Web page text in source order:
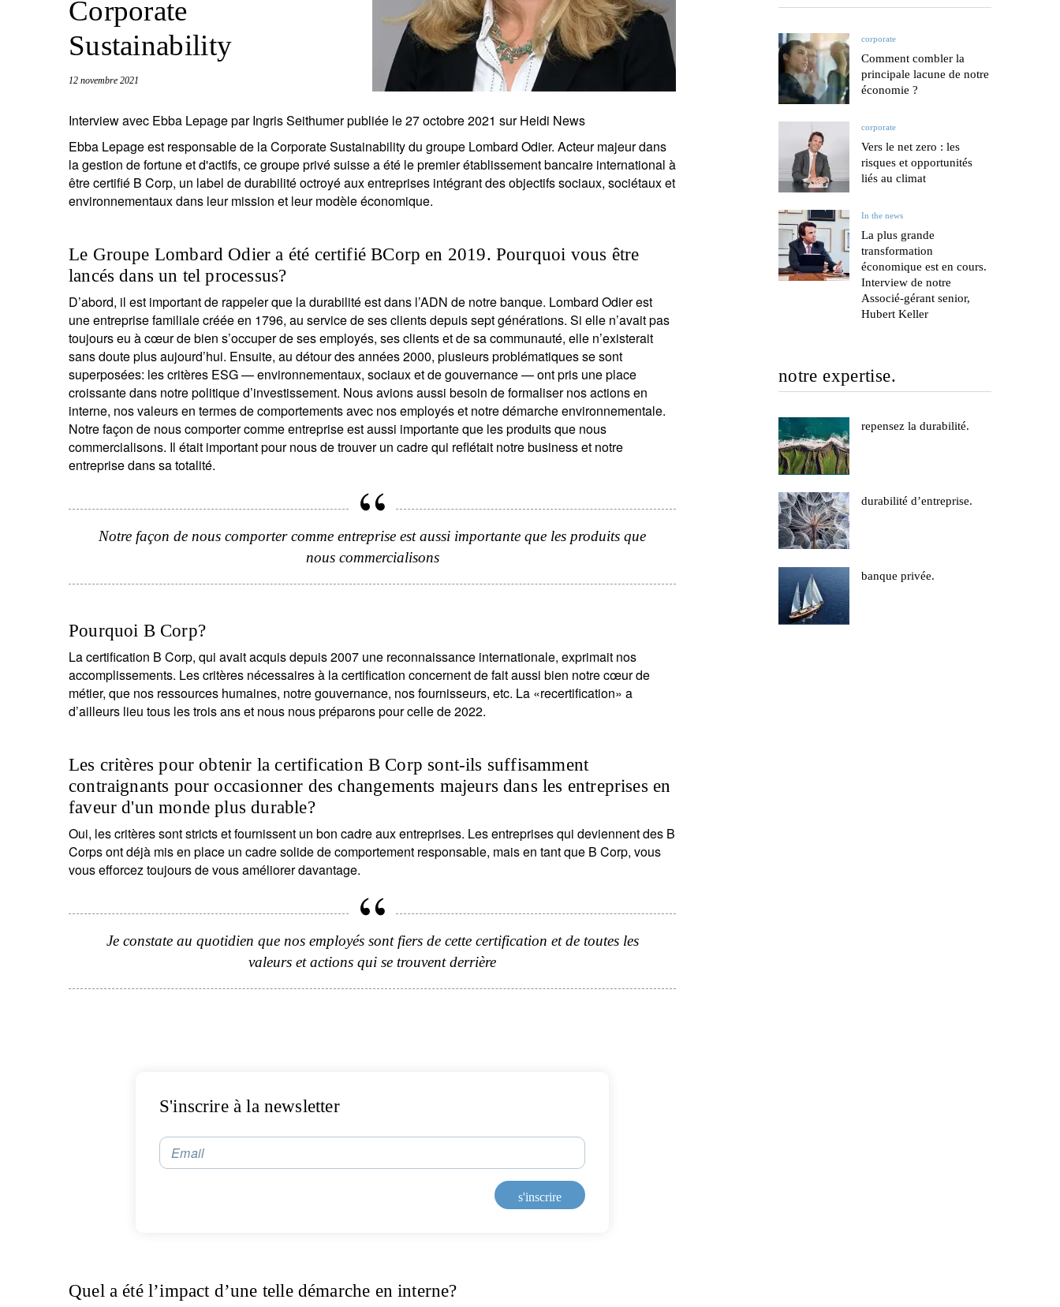
entrepreneurs.
UHNWI grands patrimoines.
Corporate
Sustainability
12 novembre 2021
Interview avec Ebba Lepage par Ingris Seithumer publiée le 27 octobre 2021 sur Heidi News
Ebba Lepage est responsable de la Corporate Sustainability du groupe Lombard Odier. Acteur majeur dans
la gestion de fortune et d'actifs, ce groupe privé suisse a été le premier établissement bancaire international à
être certifié B Corp, un label de durabilité octroyé aux entreprises intégrant des objectifs sociaux, sociétaux et
environnementaux dans leur mission et leur modèle économique.
Le Groupe Lombard Odier a été certifié BCorp en 2019. Pourquoi vous être
lancés dans un tel processus?
D’abord, il est important de rappeler que la durabilité est dans l’ADN de notre banque. Lombard Odier est
une entreprise familiale créée en 1796, au service de ses clients depuis sept générations. Si elle n’avait pas
toujours eu à cœur de bien s’occuper de ses employés, ses clients et de sa communauté, elle n’existerait
sans doute plus aujourd’hui. Ensuite, au détour des années 2000, plusieurs problématiques se sont
superposées: les critères ESG — environnementaux, sociaux et de gouvernance — ont pris une place
croissante dans notre politique d’investissement. Nous avions aussi besoin de formaliser nos actions en
interne, nos valeurs en termes de comportements avec nos employés et notre démarche environnementale.
Notre façon de nous comporter comme entreprise est aussi importante que les produits que nous
commercialisons. Il était important pour nous de trouver un cadre qui reflétait notre business et notre
entreprise dans sa totalité.
Notre façon de nous comporter comme entreprise est aussi importante que les produits que
nous commercialisons
Pourquoi B Corp?
La certification B Corp, qui avait acquis depuis 2007 une reconnaissance internationale, exprimait nos
accomplissements. Les critères nécessaires à la certification concernent de fait aussi bien notre cœur de
métier, que nos ressources humaines, notre gouvernance, nos fournisseurs, etc. La «recertification» a
d’ailleurs lieu tous les trois ans et nous nous préparons pour celle de 2022.
Les critères pour obtenir la certification B Corp sont-ils suffisamment
contraignants pour occasionner des changements majeurs dans les entreprises en
faveur d'un monde plus durable?
Oui, les critères sont stricts et fournissent un bon cadre aux entreprises. Les entreprises qui deviennent des B
Corps ont déjà mis en place un cadre solide de comportement responsable, mais en tant que B Corp, vous
vous efforcez toujours de vous améliorer davantage.
Je constate au quotidien que nos employés sont fiers de cette certification et de toutes les
valeurs et actions qui se trouvent derrière
S'inscrire à la newsletter
Email
s'inscrire
Quel a été l’impact d’une telle démarche en interne?
corporate
Comment combler la
principale lacune de notre
économie ?
corporate
Vers le net zero : les
risques et opportunités
liés au climat
In the news
La plus grande
transformation
économique est en cours.
Interview de notre
Associé-gérant senior,
Hubert Keller
notre expertise.
repensez la durabilité.
durabilité d’entreprise.
banque privée.
S'inscrire à la newsletter
Select an Option
Civilité Prénom Nom
Select an Option
Pays de résidence
Je ne suis pas résident ou citoyen